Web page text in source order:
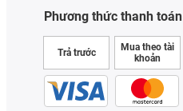
Phương thức thanh toán
Trả trước
Mua theo tài
khoản